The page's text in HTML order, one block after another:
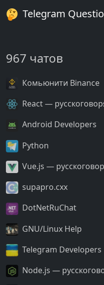
Telegram
967 чатов
Комьюнити Binance
React —
Android Developers
Python
Vue.js —
supapro.cxx
DotNetRuChat
GNU/Linux Help
Telegram Developers
Node.js —